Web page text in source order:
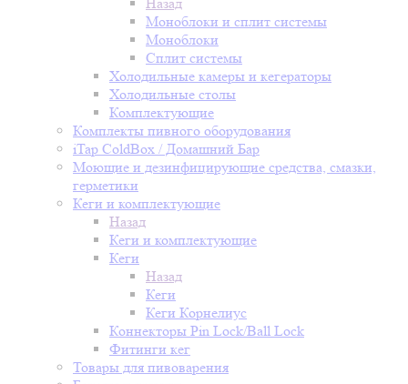
Моноблоки и сплит системы
Моноблоки
Сплит системы
Холодильные камеры и кегераторы
Холодильные столы
Комплектующие
Комплекты пивного оборудования
iTap ColdBox / Домашний Бар
Моющие и дезинфицирующие средства, смазки,
герметики
Кеги и комплектующие
Назад
Кеги и комплектующие
Кеги
Назад
Кеги
Кеги Корнелиус
Коннекторы Pin Lock/Ball Lock
Фитинги кег
Товары для пивоварения